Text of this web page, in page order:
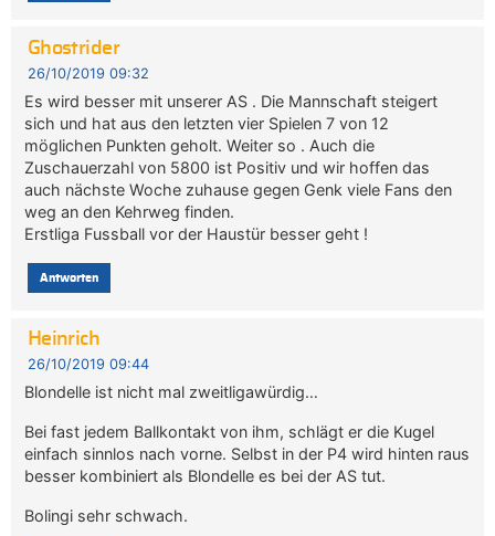
Ghostrider
26/10/2019 09:32
Es wird besser mit unserer AS . Die Mannschaft steigert
sich und hat aus den letzten vier Spielen 7 von 12
möglichen Punkten geholt. Weiter so . Auch die
Zuschauerzahl von 5800 ist Positiv und wir hoffen das
auch nächste Woche zuhause gegen Genk viele Fans den
weg an den Kehrweg finden.
Erstliga Fussball vor der Haustür besser geht !
Antworten
Heinrich
26/10/2019 09:44
Blondelle ist nicht mal zweitligawürdig…
Bei fast jedem Ballkontakt von ihm, schlägt er die Kugel
einfach sinnlos nach vorne. Selbst in der P4 wird hinten raus
besser kombiniert als Blondelle es bei der AS tut.
Bolingi sehr schwach.